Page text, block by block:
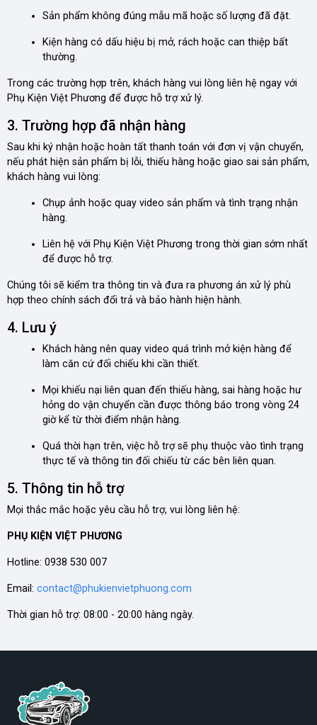
Sản phẩm không đúng mẫu mã hoặc số lượng đã đặt.
Kiện hàng có dấu hiệu bị mở, rách hoặc can thiệp bất
thường.
Trong các trường hợp trên, khách hàng vui lòng liên hệ ngay với
Phụ Kiện Việt Phương để được hỗ trợ xử lý.
3. Trường hợp đã nhận hàng
Sau khi ký nhận hoặc hoàn tất thanh toán với đơn vị vận chuyển,
nếu phát hiện sản phẩm bị lỗi, thiếu hàng hoặc giao sai sản phẩm,
khách hàng vui lòng:
Chụp ảnh hoặc quay video sản phẩm và tình trạng nhận
hàng.
Liên hệ với Phụ Kiện Việt Phương trong thời gian sớm nhất
để được hỗ trợ.
Chúng tôi sẽ kiểm tra thông tin và đưa ra phương án xử lý phù
hợp theo chính sách đổi trả và bảo hành hiện hành.
4. Lưu ý
Khách hàng nên quay video quá trình mở kiện hàng để
làm căn cứ đối chiếu khi cần thiết.
Mọi khiếu nại liên quan đến thiếu hàng, sai hàng hoặc hư
hỏng do vận chuyển cần được thông báo trong vòng 24
giờ kể từ thời điểm nhận hàng.
Quá thời hạn trên, việc hỗ trợ sẽ phụ thuộc vào tình trạng
thực tế và thông tin đối chiếu từ các bên liên quan.
5. Thông tin hỗ trợ
Mọi thắc mắc hoặc yêu cầu hỗ trợ, vui lòng liên hệ:
PHỤ KIỆN VIỆT PHƯƠNG
Hotline: 0938 530 007
Email: contact@phukienvietphuong.com
Thời gian hỗ trợ: 08:00 - 20:00 hàng ngày.